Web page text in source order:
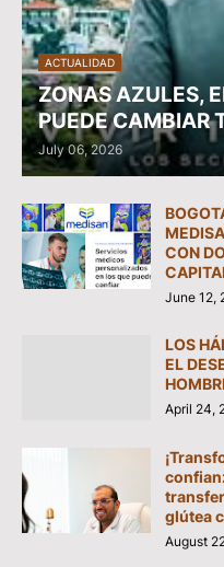
ACTUALIDAD
ZONAS AZULES,
PUEDE CAMBIAR
July 06, 2026
CON
June 12,
LOS
EL
April 24,
glútea
August